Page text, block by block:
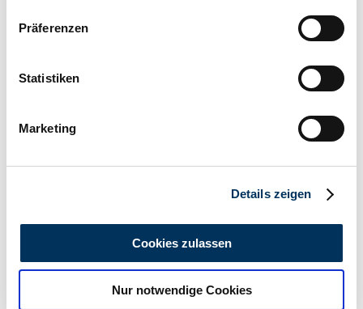
Informationen über Ihre geografische Lage
können
bestimmten Merkmalen (Fingerprinting) identifizieren
Erfahren Sie mehr darüber, wie Ihre persönlichen Daten
analysieren. Außerdem geben wir Informationen zu Ihrer
Verwendung unserer Website an unsere Partner für
Präferenzen
Statistiken
Marketing
Details zeigen
Cookies zulassen
Nur notwendige Cookies